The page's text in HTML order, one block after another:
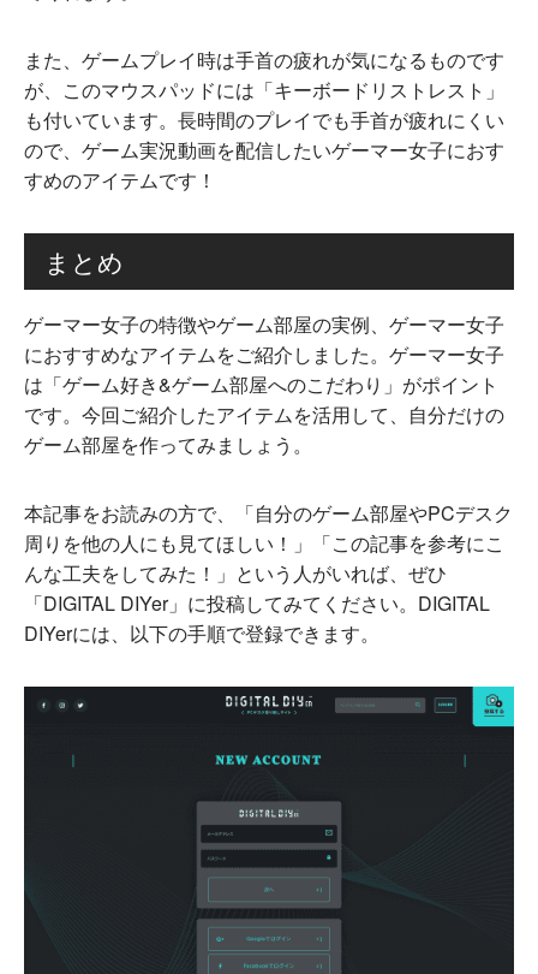
また、ゲームプレイ時は手首の疲れが気になるものです
が、このマウスパッドには「キーボードリストレスト」
も付いています。長時間のプレイでも手首が疲れにくい
ので、ゲーム実況動画を配信したいゲーマー女子におす
すめのアイテムです！
まとめ
ゲーマー女子の特徴やゲーム部屋の実例、ゲーマー女子
におすすめなアイテムをご紹介しました。ゲーマー女子
は「ゲーム好き&ゲーム部屋へのこだわり」がポイント
です。今回ご紹介したアイテムを活用して、自分だけの
ゲーム部屋を作ってみましょう。
本記事をお読みの方で、「自分のゲーム部屋やPCデスク
周りを他の人にも見てほしい！」「この記事を参考にこ
んな工夫をしてみた！」という人がいれば、ぜひ
「DIGITAL DIYer」に投稿してみてください。DIGITAL
DIYerには、以下の手順で登録できます。